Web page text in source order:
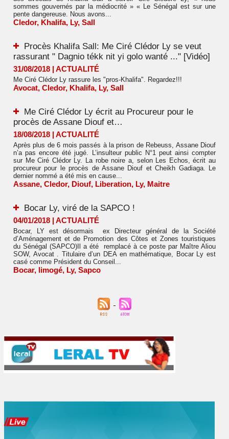
sommes gouvernés par la médiocrité » « Le Sénégal est sur une
pente dangereuse. Nous avons...
Cledor, Khalifa, Ly, Sall
Procès Khalifa Sall: Me Ciré Clédor Ly se veut
rassurant " Dagnio tékk nit yi golo wanté ..." [Vidéo]
31/08/2018 | ACTUALITÉ
Me Ciré Clédor Ly rassure les "pros-Khalifa". Regardez!!!
Avocat, Cledor, Khalifa, Ly, Sall
Me Ciré Clédor Ly écrit au Procureur pour le
procès de Assane Diouf et…
18/08/2018 | ACTUALITÉ
Après plus de 6 mois passés à la prison de Rebeuss, Assane Diouf
n’a pas encore été jugé. L’insulteur public N°1 peut ainsi compter
sur Me Ciré Clédor Ly. La robe noire a, selon Les Echos, écrit au
procureur pour le procès de Assane Diouf et Cheikh Gadiaga. Le
dernier nommé a été mis en cause...
Assane, Cledor, Diouf, Liberation, Ly, Maitre
Bocar Ly, viré de la SAPCO !
04/01/2018 | ACTUALITÉ
Bocar, LY est désormais ex Directeur général de la Société
d’Aménagement et de Promotion des Côtes et Zones touristiques
du Sénégal (SAPCO)Il a été remplacé à ce poste par Maître Aliou
SOW, Avocat . Titulaire d’un DEA en mathématique, Bocar Ly est
casé comme Président du Conseil...
Bocar, limogé, Ly, Sapco